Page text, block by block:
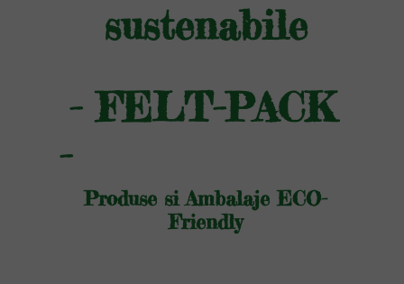
- FELT-PACK
-
sustenabile
Produse si Ambalaje ECO-
Friendly